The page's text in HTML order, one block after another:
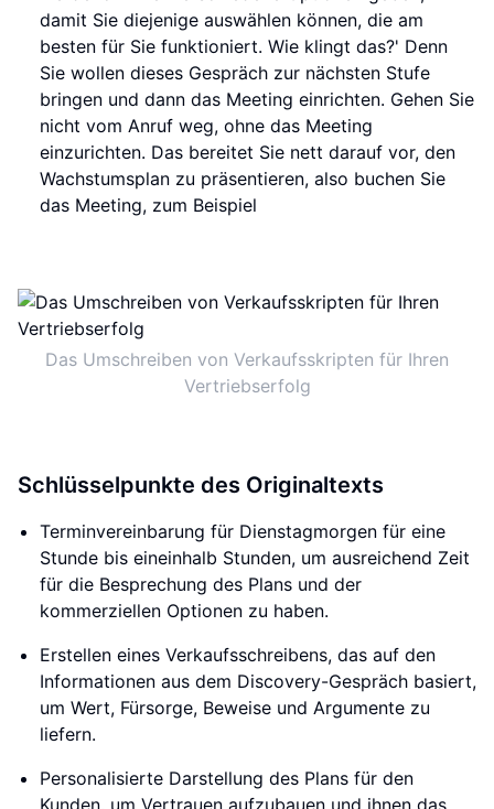
damit Sie diejenige auswählen können, die am
besten für Sie funktioniert. Wie klingt das?' Denn
Sie wollen dieses Gespräch zur nächsten Stufe
bringen und dann das Meeting einrichten. Gehen Sie
nicht vom Anruf weg, ohne das Meeting
einzurichten. Das bereitet Sie nett darauf vor, den
Wachstumsplan zu präsentieren, also buchen Sie
das Meeting, zum Beispiel
Das Umschreiben von Verkaufsskripten für Ihren
Vertriebserfolg
Schlüsselpunkte des Originaltexts
Terminvereinbarung für Dienstagmorgen für eine
Stunde bis eineinhalb Stunden, um ausreichend Zeit
für die Besprechung des Plans und der
kommerziellen Optionen zu haben.
Erstellen eines Verkaufsschreibens, das auf den
Informationen aus dem Discovery-Gespräch basiert,
um Wert, Fürsorge, Beweise und Argumente zu
liefern.
Personalisierte Darstellung des Plans für den
Kunden, um Vertrauen aufzubauen und ihnen das